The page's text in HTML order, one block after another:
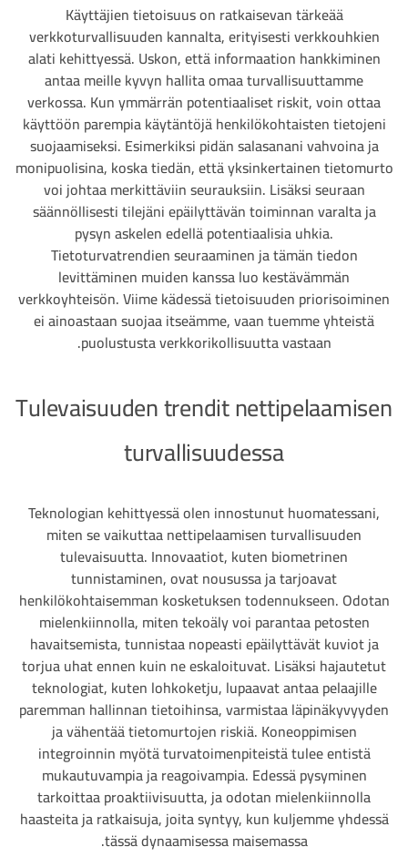
Käyttäjien tietoisuus on ratkaisevan tärkeää
verkkoturvallisuuden kannalta, erityisesti verkkouhkien
alati kehittyessä. Uskon, että informaation hankkiminen
antaa meille kyvyn hallita omaa turvallisuuttamme
verkossa. Kun ymmärrän potentiaaliset riskit, voin ottaa
käyttöön parempia käytäntöjä henkilökohtaisten tietojeni
suojaamiseksi. Esimerkiksi pidän salasanani vahvoina ja
monipuolisina, koska tiedän, että yksinkertainen tietomurto
voi johtaa merkittäviin seurauksiin. Lisäksi seuraan
säännöllisesti tilejäni epäilyttävän toiminnan varalta ja
pysyn askelen edellä potentiaalisia uhkia.
Tietoturvatrendien seuraaminen ja tämän tiedon
levittäminen muiden kanssa luo kestävämmän
verkkoyhteisön. Viime kädessä tietoisuuden priorisoiminen
ei ainoastaan suojaa itseämme, vaan tuemme yhteistä
puolustusta verkkorikollisuutta vastaan.
Tulevaisuuden trendit nettipelaamisen
turvallisuudessa
Teknologian kehittyessä olen innostunut huomatessani,
miten se vaikuttaa nettipelaamisen turvallisuuden
tulevaisuutta. Innovaatiot, kuten biometrinen
tunnistaminen, ovat nousussa ja tarjoavat
henkilökohtaisemman kosketuksen todennukseen. Odotan
mielenkiinnolla, miten tekoäly voi parantaa petosten
havaitsemista, tunnistaa nopeasti epäilyttävät kuviot ja
torjua uhat ennen kuin ne eskaloituvat. Lisäksi hajautetut
teknologiat, kuten lohkoketju, lupaavat antaa pelaajille
paremman hallinnan tietoihinsa, varmistaa läpinäkyvyyden
ja vähentää tietomurtojen riskiä. Koneoppimisen
integroinnin myötä turvatoimenpiteistä tulee entistä
mukautuvampia ja reagoivampia. Edessä pysyminen
tarkoittaa proaktiivisuutta, ja odotan mielenkiinnolla
haasteita ja ratkaisuja, joita syntyy, kun kuljemme yhdessä
tässä dynaamisessa maisemassa.